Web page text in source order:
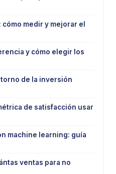
medir y mejorar el
y cómo elegir los
de la inversión
de satisfacción usar
machine learning: guía
ventas para no